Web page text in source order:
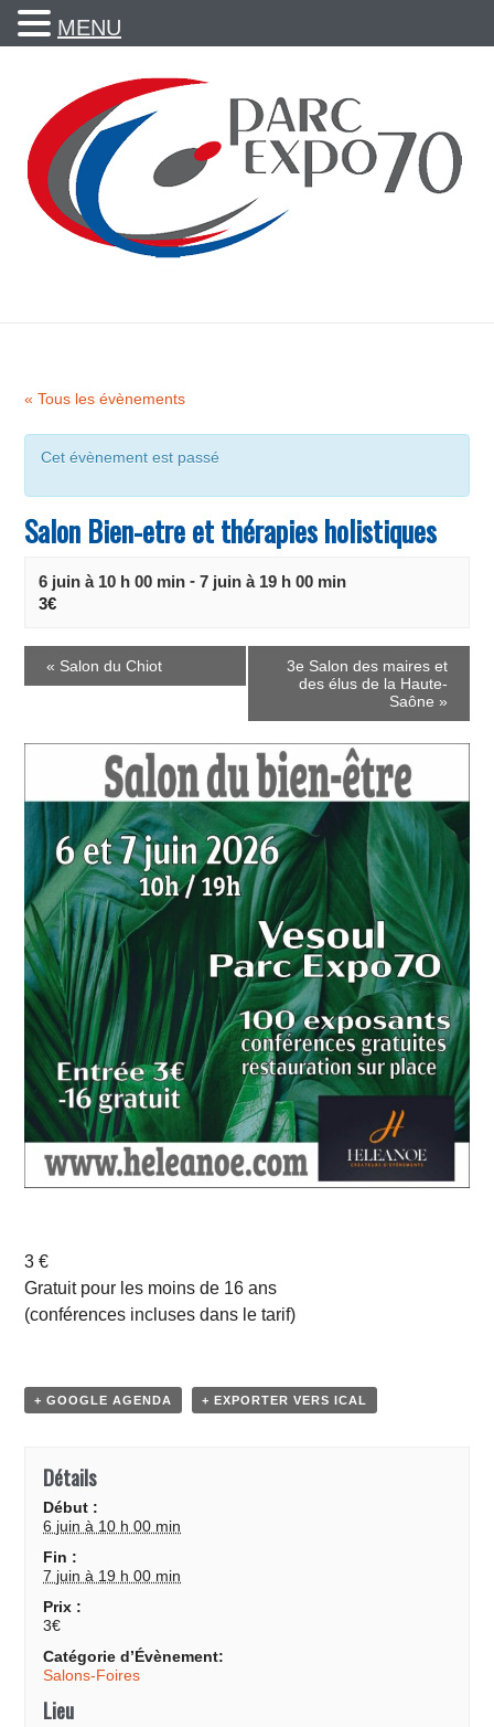
« Tous les évènements
Cet évènement est passé
Salon Bien-etre et thérapies holistiques
6 juin à 10 h 00 min -7 juin à 19 h 00 min
3€
v
t
a
i
a
t
i
o
n
« Salon du Chiot
3e Salon des maires et
des élus de la Haute-
Saône »
3 €
Gratuit pour les moins de 16 ans
(conférences incluses dans le tarif)
+ GOOGLE AGENDA + EXPORTER VERS ICAL
Détails
Début :
6 juin à 10 h 00 min
Fin :
7 juin à 19 h 00 min
Prix :
3€
Catégorie d’Évènement:
Salons-Foires
Lieu
MENU